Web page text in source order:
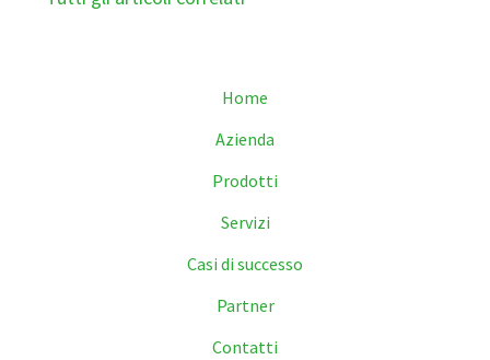
Home
Azienda
Prodotti
Servizi
Casi di successo
Partner
Contatti